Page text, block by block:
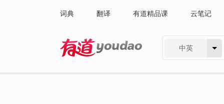
词典 翻译 有道精品课 云笔记
中英